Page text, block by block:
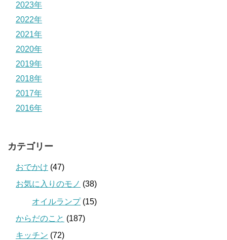
2023年
2022年
2021年
2020年
2019年
2018年
2017年
2016年
カテゴリー
おでかけ (47)
お気に入りのモノ (38)
オイルランプ(15)
からだのこと (187)
キッチン (72)